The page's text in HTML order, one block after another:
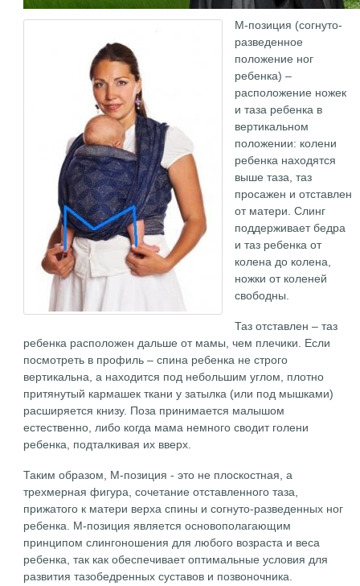
М-позиция (согнуто-
разведенное
положение ног
ребенка) –
расположение ножек
и таза ребенка в
вертикальном
положении: колени
ребенка находятся
выше таза, таз
просажен и отставлен
от матери. Слинг
поддерживает бедра
и таз ребенка от
колена до колена,
ножки от коленей
свободны.
Таз отставлен – таз
ребенка расположен дальше от мамы, чем плечики. Если
посмотреть в профиль – спина ребенка не строго
вертикальна, а находится под небольшим углом, плотно
притянутый кармашек ткани у затылка (или под мышками)
расширяется книзу. Поза принимается малышом
естественно, либо когда мама немного сводит голени
ребенка, подталкивая их вверх.
Таким образом, М-позиция - это не плоскостная, а
трехмерная фигура, сочетание отставленного таза,
прижатого к матери верха спины и согнуто-разведенных ног
ребенка. М-позиция является основополагающим
принципом слингоношения для любого возраста и веса
ребенка, так как обеспечивает оптимальные условия для
развития тазобедренных суставов и позвоночника.